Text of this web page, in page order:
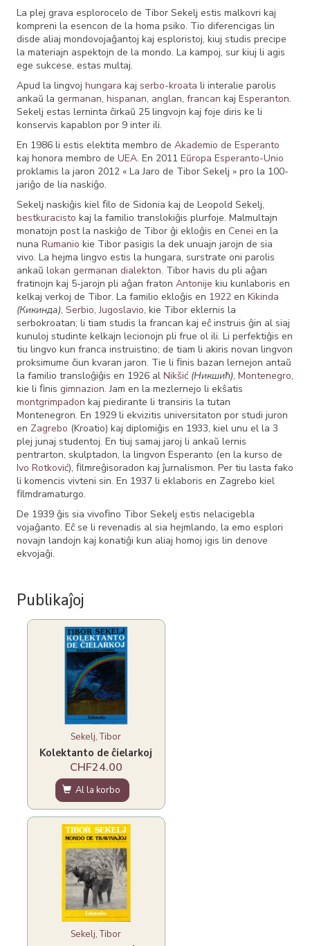
La plej grava esplorocelo de Tibor Sekelj estis malkovri kaj
kompreni la esencon de la homa psiko. Tio diferencigas lin
disde aliaj mondovojaĝantoj kaj esploristoj, kiuj studis precipe
la materiajn aspektojn de la mondo. La kampoj, sur kiuj li agis
ege sukcese, estas multaj.
Apud la lingvoj hungara kaj serbo-kroata li interalie parolis
ankaŭ la germanan, hispanan, anglan, francan kaj Esperanton.
Sekelj estas lerninta ĉirkaŭ 25 lingvojn kaj foje diris ke li
konservis kapablon por 9 inter ili.
En 1986 li estis elektita membro de Akademio de Esperanto
kaj honora membro de UEA. En 2011 Eŭropa Esperanto-Unio
proklamis la jaron 2012 « La Jaro de Tibor Sekelj » pro la 100-
jariĝo de lia naskiĝo.
Sekelj naskiĝis kiel ﬁlo de Sidonia kaj de Leopold Sekelj,
bestkuracisto kaj la familio translokiĝis plurfoje. Malmultajn
monatojn post la naskiĝo de Tibor ĝi ekloĝis en Cenei en la
nuna Rumanio kie Tibor pasigis la dek unuajn jarojn de sia
vivo. La hejma lingvo estis la hungara, surstrate oni parolis
ankaŭ lokan germanan dialekton. Tibor havis du pli aĝan
fratinojn kaj 5-jarojn pli aĝan fraton Antonije kiu kunlaboris en
kelkaj verkoj de Tibor. La familio ekloĝis en 1922en Kikinda
(Кикинда), Serbio,Jugoslavio, kie Tibor eklernis la
serbokroatan; li tiam studis la francan kaj eĉ instruis ĝin al siaj
kunuloj studinte kelkajn lecionojn pli frue ol ili. Li perfektiĝis en
tiu lingvo kun franca instruistino; de tiam li akiris novan lingvon
proksimume ĉiun kvaran jaron. Tie li ﬁnis bazan lernejon antaŭ
la familio transloĝiĝis en 1926 al Nikšić (Никшић), Montenegro,
kie li ﬁnis gimnazion. Jam en la mezlernejo li ekŝatis
montgrimpadon kaj piedirante li transiris la tutan
Montenegron. En 1929 li ekvizitis universitaton por studi juron
en Zagrebo (Kroatio) kaj diplomiĝis en 1933, kiel unu el la 3
plej junaj studentoj. En tiuj samaj jaroj li ankaŭ lernis
pentrarton, skulptadon, la lingvon Esperanto (en la kurso de
Ivo Rotković), ﬁlmreĝisoradon kaj ĵurnalismon. Per tiu lasta fako
li komencis vivteni sin. En 1937 li eklaboris en Zagrebo kiel
ﬁlmdramaturgo.
De 1939 ĝis sia vivoﬁno Tibor Sekelj estis nelacigebla
vojaĝanto. Eĉ se li revenadis al sia hejmlando, la emo esplori
novajn landojn kaj konatiĝi kun aliaj homoj igis lin denove
ekvojaĝi.
Publikaĵoj
Sekelj, Tibor
Kolektanto de ĉielarkoj
CHF24.00
Al la korbo
Sekelj, Tibor